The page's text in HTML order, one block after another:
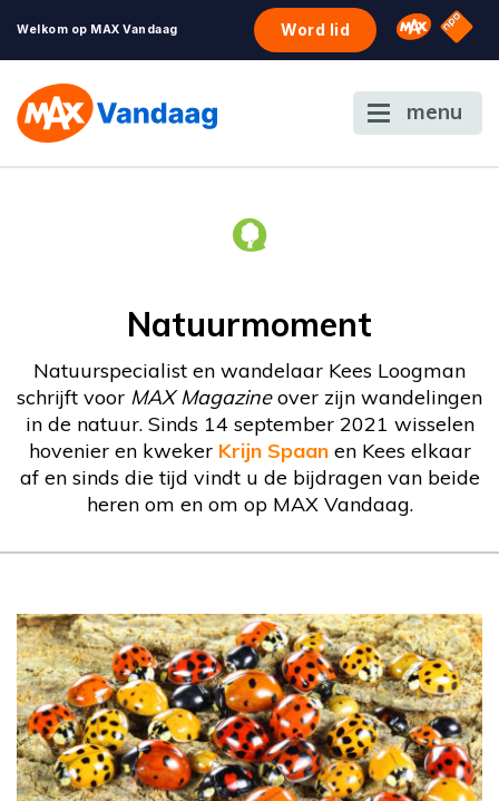
Welkom op MAX Vandaag Word lid Omroep
NPO
menu
Natuurmoment
Natuurspecialist en wandelaar Kees Loogman
schrijft voor MAX Magazineover zijn wandelingen
in de natuur. Sinds 14 september 2021 wisselen
hovenier en kweker Krijn Spaan en Kees elkaar
af en sinds die tijd vindt u de bijdragen van beide
heren om en om op MAX Vandaag.
Natuurmoment
Door Kees Loogman